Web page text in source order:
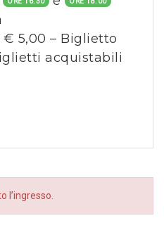
5,00 – Biglietto
acquistabili
l’ingresso.